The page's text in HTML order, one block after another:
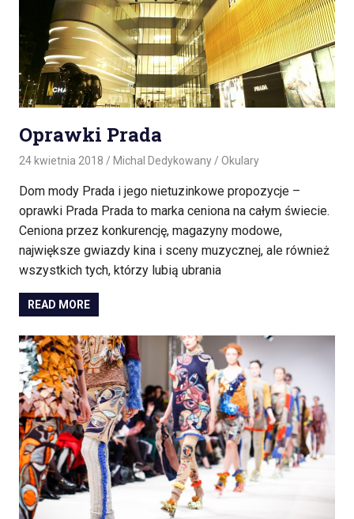
Oprawki Prada
24 kwietnia 2018 Michal Dedykowany Okulary
Dom mody Prada i jego nietuzinkowe propozycje –
oprawki Prada Prada to marka ceniona na całym świecie.
Ceniona przez konkurencję, magazyny modowe,
największe gwiazdy kina i sceny muzycznej, ale również
wszystkich tych, którzy lubią ubrania
READ MORE